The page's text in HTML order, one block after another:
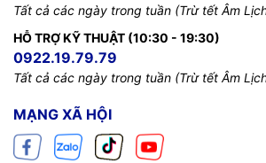
Tất cả các ngày trong tuần (Trừ tết Âm
HỖ TRỢ KỸ THUẬT (10:30 - 19:30)
0922.19.79.79
Tất cả các ngày trong tuần (Trừ tết Âm
MẠNG XÃ HỘI